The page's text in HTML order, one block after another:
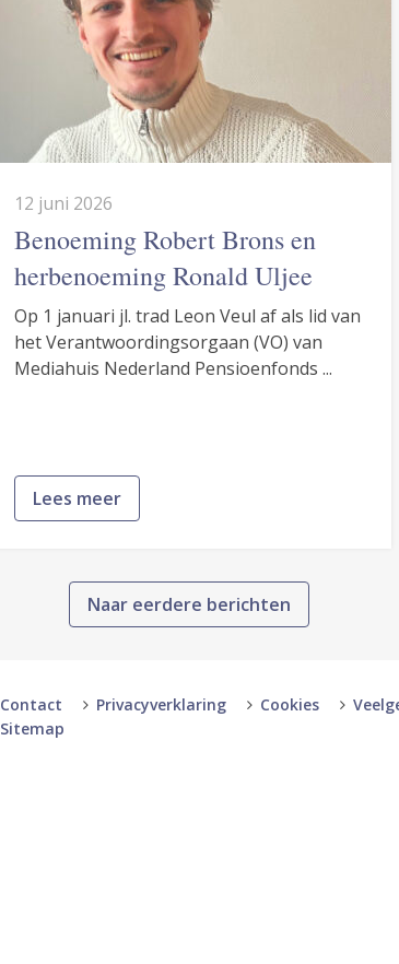
12 juni 2026
Benoeming Robert Brons en
herbenoeming Ronald Uljee
Op 1 januari jl. trad Leon Veul af als lid van
het Verantwoordingsorgaan (VO) van
Mediahuis Nederland Pensioenfonds ...
Lees meer
Naar eerdere berichten
Contact Privacyverklaring Cookies
Sitemap